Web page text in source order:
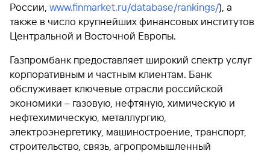
Оператор
электронных
денежных
средств
Быстрый
поиск
по
сайту
Вклады
Быстрый
поиск
по
России, www.finmarket.ru/database/rankings/), а
также в число крупнейших финансовых институтов
Центральной и Восточной Европы.
Газпромбанк предоставляет широкий спектр услуг
корпоративным и частным клиентам. Банк
обслуживает ключевые отрасли российской
экономики – газовую, нефтяную, химическую и
нефтехимическую, металлургию,
электроэнергетику, машиностроение, транспорт,
строительство, связь, агропромышленный